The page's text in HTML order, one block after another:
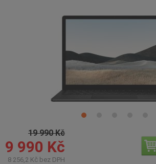
19 990 Kč
9 990 Kč
8 256,2 Kč bez DPH